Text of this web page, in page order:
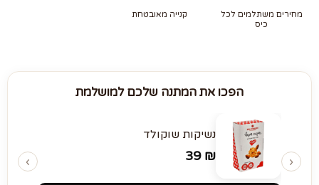
מחירים משתלמים לכל
כיס
קנייה מאובטחת
הפכו את המתנה שלכם למושלמת
‹
נשיקות שוקולד
39 ₪ ›